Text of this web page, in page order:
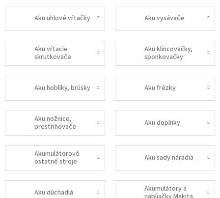
Aku uhlové vŕtačky Aku vysávače
Aku vŕtacie
skrutkovače
Aku klincovačky,
sponkovačky
Aku hoblíky, brúsky Aku frézky
Aku nožnice,
prestrihovače
Aku doplnky
Akumulátorové
ostatné stroje
Aku sady náradia
Aku dúchadlá
Akumulátory a